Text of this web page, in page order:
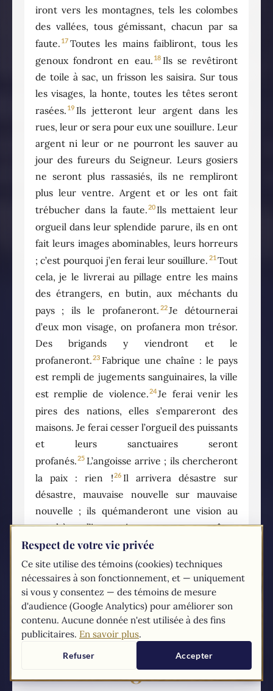
iront vers les montagnes, tels les colombes
des vallées, tous gémissant, chacun par sa
faute. 17 Toutes les mains faibliront, tous les
genoux fondront en eau. 18 Ils se revêtiront
de toile à sac, un frisson les saisira. Sur tous
les visages, la honte, toutes les têtes seront
rasées. 19 Ils jetteront leur argent dans les
rues, leur or sera pour eux une souillure. Leur
argent ni leur or ne pourront les sauver au
jour des fureurs du Seigneur. Leurs gosiers
ne seront plus rassasiés, ils ne rempliront
plus leur ventre. Argent et or les ont fait
trébucher dans la faute.20 Ils mettaient leur
orgueil dans leur splendide parure, ils en ont
fait leurs images abominables, leurs horreurs
; c’est pourquoi j’en ferai leur souillure. 21 Tout
cela, je le livrerai au pillage entre les mains
des étrangers, en butin, aux méchants du
pays ; ils le profaneront. 22Je détournerai
d’eux mon visage, on profanera mon trésor.
Des brigands y viendront et le
profaneront.23 Fabrique une chaîne : le pays
est rempli de jugements sanguinaires, la ville
est remplie de violence.24Je ferai venir les
pires des nations, elles s’empareront des
maisons. Je ferai cesser l’orgueil des puissants
et leurs sanctuaires seront
profanés.25 L’angoisse arrive ; ils chercheront
la paix : rien !26 Il arrivera désastre sur
désastre, mauvaise nouvelle sur mauvaise
nouvelle ; ils quémanderont une vision au
prophète ; l’instruction manquera au prêtre,
le conseil, aux anciens.27
deuil, le prince se vêtira de désolation, les
mains des gens du pays trembleront. J’agirai
envers eux d’après leur conduite, je les
jugerai selon leurs jugements. Alors ils
sauront que Je suis le Seigneur. »
8
Respect de votre vie privée
Ce site utilise des témoins (cookies) techniques
nécessaires à son fonctionnement, et — uniquement
si vous y consentez — des témoins de mesure
d'audience (Google Analytics) pour améliorer son
contenu. Aucune donnée n'est utilisée à des fins
publicitaires. En savoir plus.
Refuser Accepter